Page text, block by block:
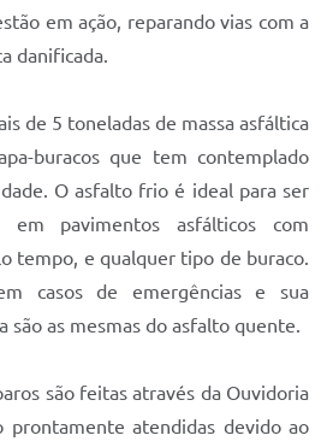
em ação, reparando vias com a
danificada.
de 5 toneladas de massa asfáltica
buracos que tem contemplado
O asfalto frio é ideal para ser
em pavimentos asfálticos com
tempo, e qualquer tipo de buraco.
casos de emergências e sua
são as mesmas do asfalto quente.
são feitas através da Ouvidoria
prontamente atendidas devido ao